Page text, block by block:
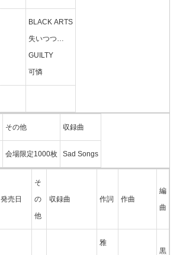
BLACK ARTS
失いつつ…
GUILTY
可憐
その他 収録曲
会場限定1000枚 Sad Songs
発売日
そ
の
他
収録曲 作詞 作曲
編
曲
雅
黒